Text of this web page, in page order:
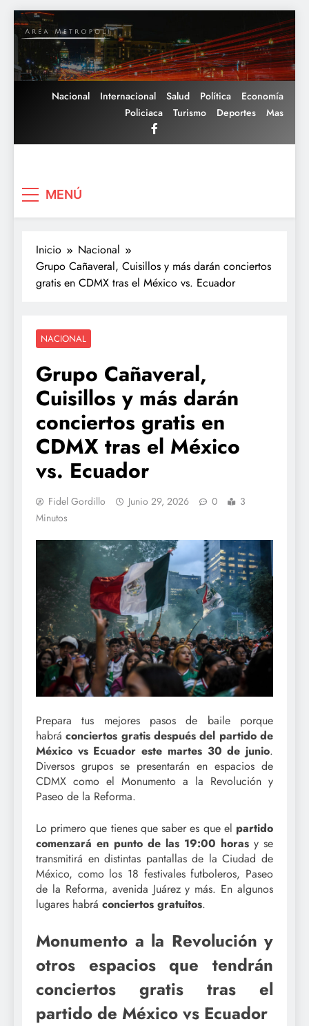
Saltar
al
contenido
Nacional Internacional Salud Política
Economía
Policiaca
Turismo Deportes Mas
MENÚ
Inicio
Nacional
Grupo Cañaveral, Cuisillos y más darán conciertos
gratis en CDMX tras el México vs. Ecuador
NACIONAL
Grupo Cañaveral,
Cuisillos y más darán
conciertos gratis en
CDMX tras el México
vs. Ecuador
Fidel Gordillo Junio 29, 2026 0
3
Minutos
Prepara tus mejores pasos de baile porque
habráconciertos gratis después del partido de
México vs Ecuador este martes 30 de junio.
Diversos grupos se presentarán en espacios de
CDMX como el Monumento a la Revolución y
Paseo de la Reforma.
Lo primero que tienes que saber es que el partido
comenzará en punto de las 19:00 horas y se
transmitirá en distintas pantallas de la Ciudad de
México, como los 18 festivales futboleros, Paseo
de la Reforma, avenida Juárez y más. En algunos
lugares habrá conciertos gratuitos.
Monumento a la Revolución y
otros espacios que tendrán
conciertos gratis tras el
partido de México vs Ecuador